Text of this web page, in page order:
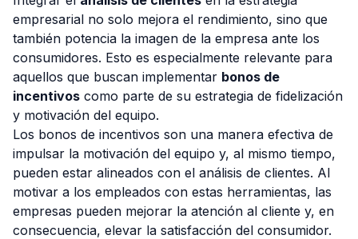
empresarial no solo mejora el rendimiento, sino que
también potencia la imagen de la empresa ante los
consumidores. Esto es especialmente relevante para
aquellos que buscan implementar bonos de
incentivos como parte de su estrategia de fidelización
y motivación del equipo.
Los bonos de incentivos son una manera efectiva de
impulsar la motivación del equipo y, al mismo tiempo,
pueden estar alineados con el análisis de clientes. Al
motivar a los empleados con estas herramientas, las
empresas pueden mejorar la atención al cliente y, en
consecuencia, elevar la satisfacción del consumidor.